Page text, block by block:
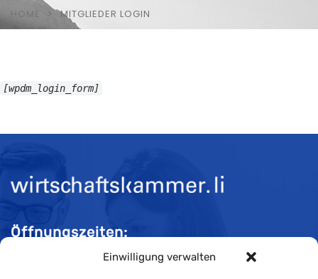
Einwilligung verwalten
HOME MITGLIEDER LOGIN
[wpdm_login_form]
Öffnungszeiten:
Mo-Do 08:00 bis 11:30 und 13:30 bis 16:30 Uhr